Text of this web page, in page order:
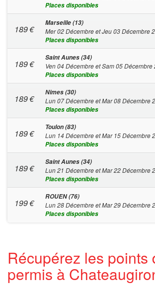
Places disponibles
189€
Marseille (13)
Mer 02 Décembre et Jeu 03 Décembre
Places disponibles
189€
Saint Aunes (34)
Ven 04 Décembre et Sam 05 Décembre
Places disponibles
189€
Nimes (30)
Lun 07 Décembre et Mar 08 Décembre
Places disponibles
189€
Toulon (83)
Lun 14 Décembre et Mar 15 Décembre
Places disponibles
189€
Saint Aunes (34)
Lun 21 Décembre et Mar 22 Décembre
Places disponibles
199€
ROUEN (76)
Lun 28 Décembre et Mar 29 Décembre
Places disponibles
Récupérez les points
permis à